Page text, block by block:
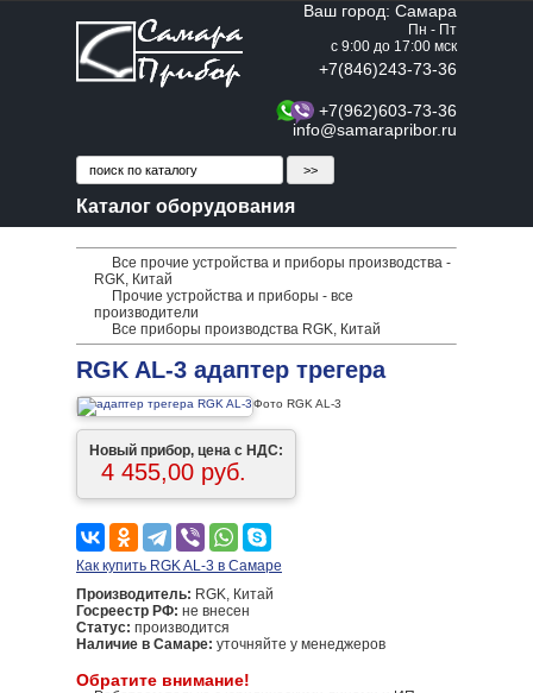
Ваш город: Самара
Пн - Пт
с 9:00 до 17:00 мск
+7(846)243-73-36
+7(962)603-73-36
info@samarapribor.ru
Каталог оборудования
Все прочие устройства и приборы производства -
RGK, Китай
Прочие устройства и приборы - все
производители
Все приборы производства RGK, Китай
RGK AL-3 адаптер трегера
Фото RGK AL-3
Новый прибор, цена с НДС:
4 455,00 руб.
Как купить RGK AL-3 в Самаре
Производитель: RGK, Китай
Госреестр РФ: не внесен
Статус: производится
Наличие в Самаре: уточняйте у менеджеров
Обратите внимание!